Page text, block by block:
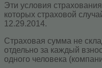
Эти условия
которых страховой
12.29.2014.
Страховая сумма не
отдельно за каждый
одного человека